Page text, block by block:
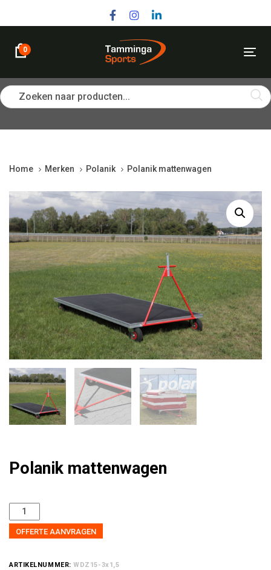
navigation
content
0
Zoeken naar producten...
Home Merken Polanik Polanik mattenwagen
Polanik mattenwagen
Polanik
mattenwagen
quantity
OFFERTE AANVRAGEN
ARTIKELNUMMER: WDZ15-3x1,5